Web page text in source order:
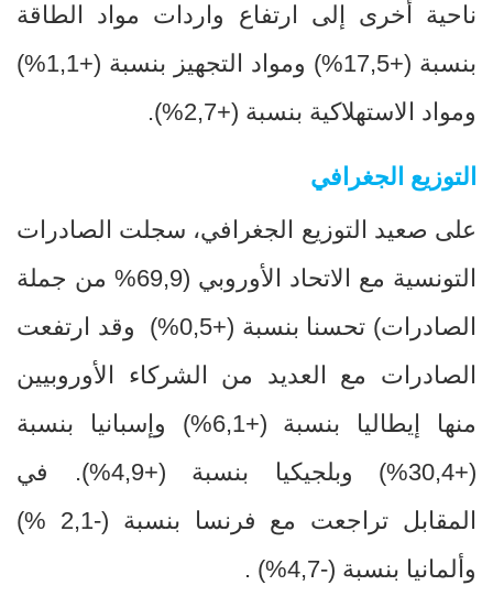
ناحية أخرى إلى ارتفاع واردات مواد الطاقة
بنسبة (+17,5%) ومواد التجهيز بنسبة (+1,1%)
ومواد الاستهلاكية بنسبة (+2,7
%
).
التوزيع الجغرافي
على صعيد التوزيع الجغرافي، سجلت الصادرات
التونسية مع الاتحاد الأوروبي (69,9
% من جملة
الصادرات) تحسنا بنسبة (+0,5
(%
وقد ارتفعت
الصادرات مع العديد من الشركاء الأوروبيين
منها إيطاليا بنسبة (+6,1
%) وإسبانيا بنسبة
(+30,4
(% وبلجيكيا بنسبة (+4,9 (%. في
المقابل تراجعت مع فرنسا بنسبة (-2,1
(%
وألمانيا بنسبة (-4,7
(%
.